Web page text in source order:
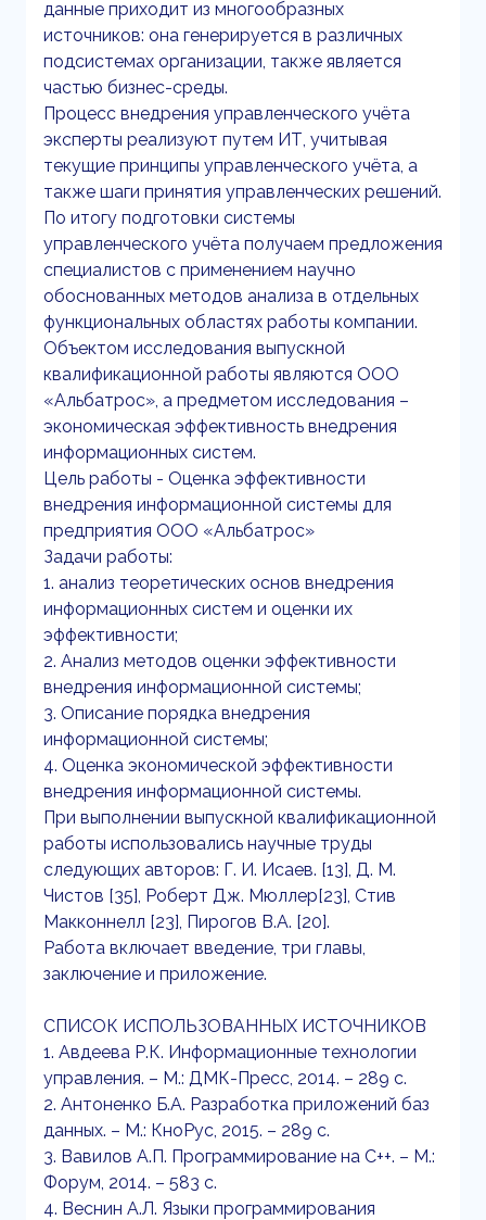
данные приходит из многообразных
источников: она генерируется в различных
подсистемах организации, также является
частью бизнес-среды.
Процесс внедрения управленческого учёта
эксперты реализуют путем ИТ, учитывая
текущие принципы управленческого учёта, а
также шаги принятия управленческих решений.
По итогу подготовки системы
управленческого учёта получаем предложения
специалистов с применением научно
обоснованных методов анализа в отдельных
функциональных областях работы компании.
Объектом исследования выпускной
квалификационной работы являются ООО
«Альбатрос», а предметом исследования –
экономическая эффективность внедрения
информационных систем.
Цель работы - Оценка эффективности
внедрения информационной системы для
предприятия ООО «Альбатрос»
Задачи работы:
1. анализ теоретических основ внедрения
информационных систем и оценки их
эффективности;
2. Анализ методов оценки эффективности
внедрения информационной системы;
3. Описание порядка внедрения
информационной системы;
4. Оценка экономической эффективности
внедрения информационной системы.
При выполнении выпускной квалификационной
работы использовались научные труды
следующих авторов: Г. И. Исаев. [13], Д. М.
Чистов [35], Роберт Дж. Мюллер[23], Стив
Макконнелл [23], Пирогов В.А. [20].
Работа включает введение, три главы,
заключение и приложение.
СПИСОК ИСПОЛЬЗОВАННЫХ ИСТОЧНИКОВ
1. Авдеева Р.К. Информационные технологии
управления. – М.: ДМК-Пресс, 2014. – 289 с.
2. Антоненко Б.А. Разработка приложений баз
данных. – М.: КноРус, 2015. – 289 с.
3. Вавилов А.П. Программирование на С++. – М.:
Форум, 2014. – 583 с.
4. Веснин А.Л. Языки программирования